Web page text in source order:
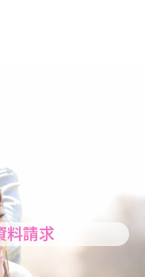
料請求